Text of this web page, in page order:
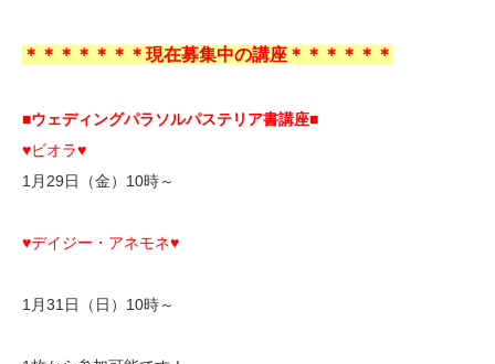
＊＊＊＊＊＊＊現在募集中の講座＊＊＊＊＊＊
■ウェディングパラソルパステリア書講座■
♥ビオラ♥
1月29日（金）10時～
♥デイジー・アネモネ♥
1月31日（日）10時～